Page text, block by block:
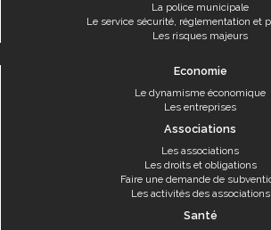
La police municipale
Le service sécurité, réglementation et
Les risques majeurs
Economie
Le dynamisme économique
Les entreprises
Associations
Les associations
Les droits et obligations
Faire une demande de
Les activités des associations
Santé